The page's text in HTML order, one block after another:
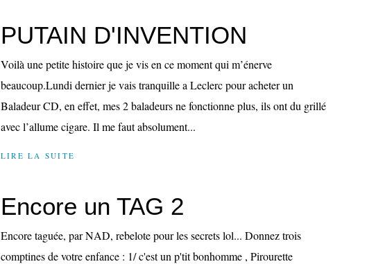
PUTAIN D'INVENTION
Voilà une petite histoire que je vis en ce moment qui m’énerve
beaucoup.Lundi dernier je vais tranquille a Leclerc pour acheter un
Baladeur CD, en effet, mes 2 baladeurs ne fonctionne plus, ils ont du grillé
avec l’allume cigare. Il me faut absolument...
LIRE LA SUITE
Encore un TAG 2
Encore taguée, par NAD, rebelote pour les secrets lol... Donnez trois
comptines de votre enfance : 1/ c'est un p'tit bonhomme , Pirourette